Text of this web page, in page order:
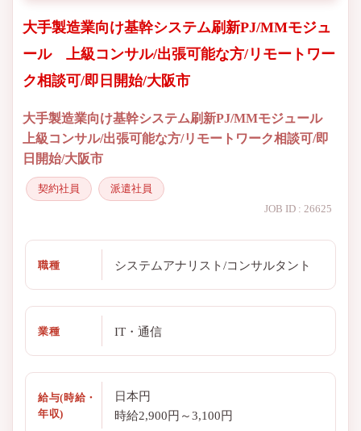
大手製造業向け基幹システム刷新PJ/MMモジュ
ール 上級コンサル/出張可能な方/リモートワー
ク相談可/即日開始/大阪市
大手製造業向け基幹システム刷新PJ/MMモジュール
上級コンサル/出張可能な方/リモートワーク相談可/即
日開始/大阪市
契約社員
派遣社員
JOB ID : 26625
職種 システムアナリスト/コンサルタント
業種 IT・通信
給与(時給・
年収)
日本円
時給2,900円～3,100円